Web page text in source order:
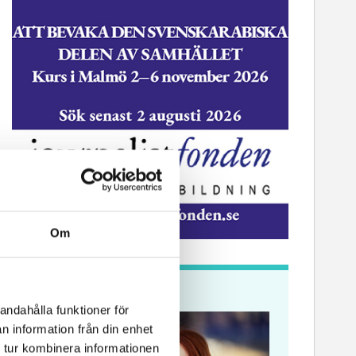
Om
funktioner för
information från din enhet
kombinera informationen